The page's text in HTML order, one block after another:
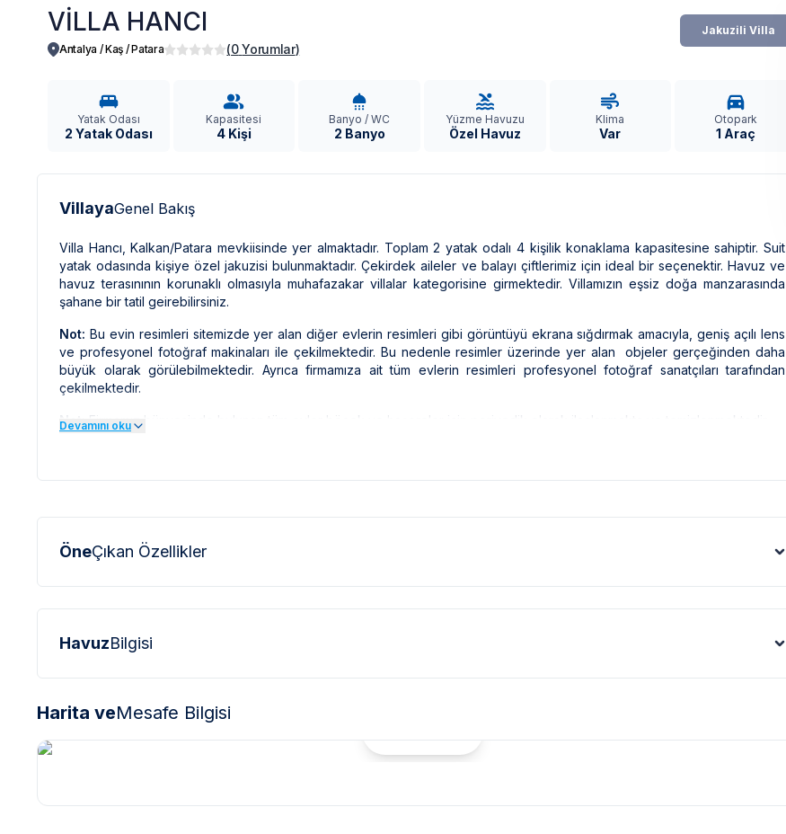
VİLLA HANCI
Antalya / Kaş /Patara (0 Yorumlar)
Jakuzili Villa
Yatak Odası
2 Yatak Odası
Kapasitesi
4 Kişi
Banyo / WC
2 Banyo
Yüzme Havuzu
Özel Havuz
Klima
Var
Otopark
1 Araç
VillayaGenel Bakış
Villa Hancı, Kalkan/Patara mevkiisinde yer almaktadır. Toplam 2 yatak odalı 4 kişilik konaklama kapasitesine sahiptir. Suit
yatak odasında kişiye özel jakuzisi bulunmaktadır. Çekirdek aileler ve balayı çiftlerimiz için ideal bir seçenektir. Havuz ve
havuz terasınının korunaklı olmasıyla muhafazakar villalar kategorisine girmektedir. Villamızın eşsiz doğa manzarasında
şahane bir tatil geirebilirsiniz.
Not: Bu evin resimleri sitemizde yer alan diğer evlerin resimleri gibi görüntüyü ekrana sığdırmak amacıyla, geniş açılı lens
ve profesyonel fotoğraf makinaları ile çekilmektedir. Bu nedenle resimler üzerinde yer alan objeler gerçeğinden daha
büyük olarak görülebilmektedir. Ayrıca firmamıza ait tüm evlerin resimleri profesyonel fotoğraf sanatçıları tarafından
çekilmektedir.
Not:Firmamız bünyesinde bulunan tüm evler böcek ve haşereler için periyodik olarak ilaçlanmakta ve temizlenmektedir.
Devamını oku
ÖneÇıkan Özellikler
HavuzBilgisi
Harita veMesafe Bilgisi